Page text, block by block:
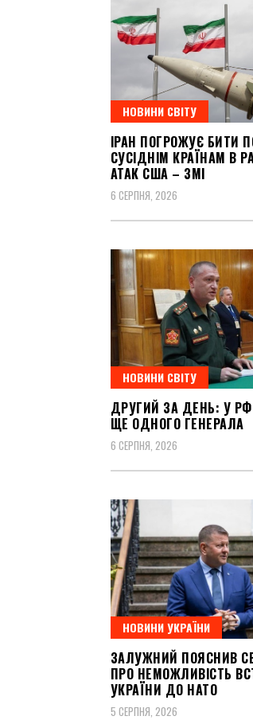
НОВИНИ СВІТУ
ІРАН ПОГРОЖУЄ БИТИ
СУСІДНІМ КРАЇНАМ В
АТАК США – ЗМІ
6 СЕРПНЯ, 2026
НОВИНИ СВІТУ
ДРУГИЙ ЗА ДЕНЬ: У
ЩЕ ОДНОГО ГЕНЕРАЛА
6 СЕРПНЯ, 2026
НОВИНИ УКРАЇНИ
ЗАЛУЖНИЙ ПОЯСНИВ
ПРО НЕМОЖЛИВІСТЬ
УКРАЇНИ ДО НАТО
5 СЕРПНЯ, 2026